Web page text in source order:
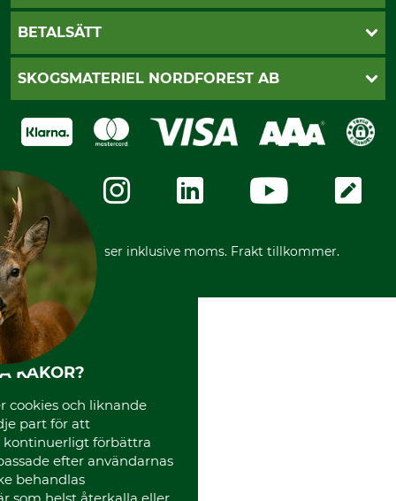
Vanliga frågor
Butik Vansbro
Dataskydd
Ångerrätt
Ångerrätt för din beställning
Reklamationer
Frakter
BETALSÄTT
Klarna
Swish
SKOGSMATERIEL NORDFOREST AB
Om oss
GRUBE-Gruppen
Karriär
Vår personal
Varumärken
Mässor
Instagram TOS
Media
Code of Conduct
*Alla priser inklusive moms. Frakt tillkommer.
KAKOR?
cookies och liknande
part för att
kontinuerligt förbättra
efter användarnas
behandlas